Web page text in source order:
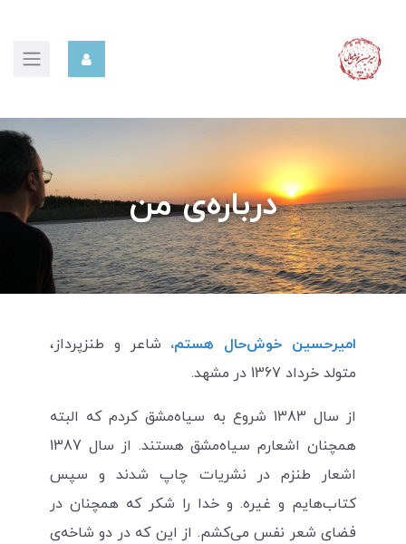
درباره‌ی من
امیرحسین خوش‌حال هستم، شاعر و طنزپرداز،
متولد خرداد 1367 در مشهد.
از سال 1383 شروع به سیاه‌مشق کردم که البته
همچنان اشعارم سیاه‌مشق هستند. از سال 1387
اشعار طنزم در نشریات چاپ شدند و سپس
کتاب‌هایم و غیره. و خدا را شکر که همچنان در
فضای شعر نفس می‌کشم. از این که در دو شاخه‌ی